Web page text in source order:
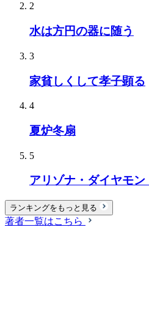
2
水は方円の器に随う
3
家貧しくして孝子顕る
4
夏炉冬扇
5
アリゾナ・ダイヤモン
ランキングをもっと見る
著者一覧はこちら